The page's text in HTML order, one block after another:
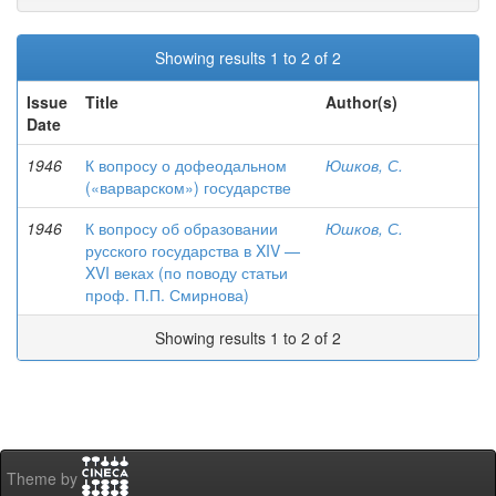
Showing results 1 to 2 of 2
Issue
Date
Title Author(s)
1946
К вопросу о дофеодальном
(«варварском») государстве
Юшков, С.
1946
К вопросу об образовании
русского государства в XIV —
XVI веках (по поводу статьи
проф. П.П. Смирнова)
Юшков, С.
Showing results 1 to 2 of 2
Theme by